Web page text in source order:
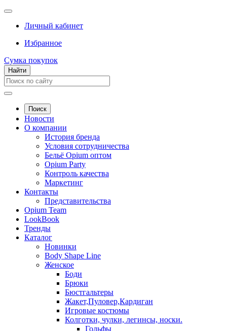
Личный кабинет
Избранное
Сумка покупок
Найти
Поиск
Новости
О компании
История бренда
Условия сотрудничества
Бельё Opium оптом
Opium Party
Контроль качества
Маркетинг
Контакты
Представительства
Opium Team
LookBook
Тренды
Каталог
Новинки
Body Shape Line
Женское
Боди
Брюки
Бюстгальтеры
Жакет,Пуловер,Кардиган
Игровые костюмы
Колготки, чулки, легинсы, носки.
Гольфы